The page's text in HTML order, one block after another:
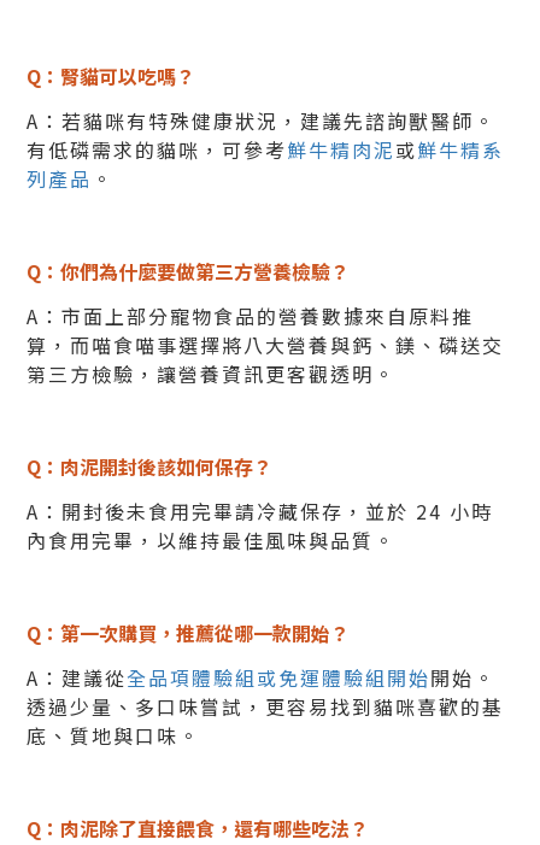
Q：腎貓可以吃嗎？
A：若貓咪有特殊健康狀況，建議先諮詢獸醫師。
有低磷需求的貓咪，可參考鮮牛精肉泥或鮮牛精系
列產品 。
Q：你們為什麼要做第三方營養檢驗？
A：市面上部分寵物食品的營養數據來自原料推
算，而喵食喵事選擇將八大營養與鈣、鎂、磷送交
第三方檢驗，讓營養資訊更客觀透明。
Q：肉泥開封後該如何保存？
A：開封後未食用完畢請冷藏保存，並於 24 小時
內食用完畢，以維持最佳風味與品質。
Q：第一次購買，推薦從哪一款開始？
A：建議從全品項體驗組或免運體驗組開始開始。
透過少量、多口味嘗試，更容易找到貓咪喜歡的基
底、質地與口味。
Q：肉泥除了直接餵食，還有哪些吃法？